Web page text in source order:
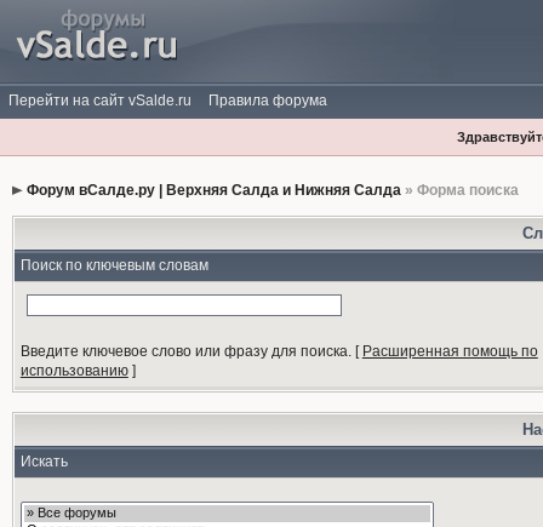
Перейти на сайт vSalde.ru Правила форума
Форум вСалде.ру | Верхняя Салда и Нижняя Салда» Форма поиска
Поиск по ключевым словам
Введите ключевое слово или фразу для поиска.[ Расширенная помощь по
использованию]
Искать